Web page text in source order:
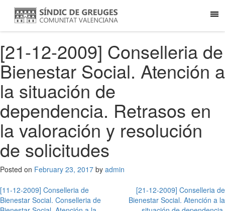
[21-12-2009] Conselleria de
Bienestar Social. Atención a
la situación de
dependencia. Retrasos en
la valoración y resolución
de solicitudes
Posted on February 23, 2017 by admin
Post
[11-12-2009] Conselleria de
Bienestar Social. Conselleria de
[21-12-2009] Conselleria de
Bienestar Social. Atención a la